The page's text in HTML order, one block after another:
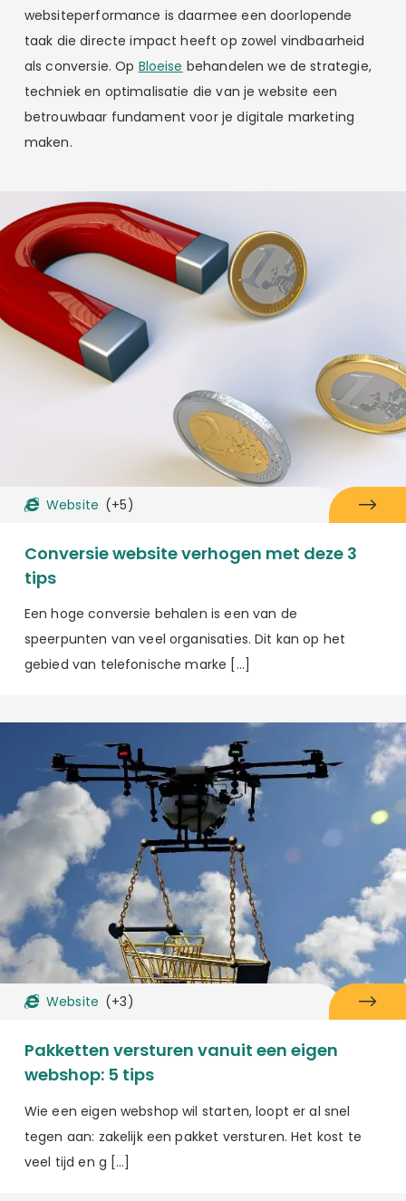
websiteperformance is daarmee een doorlopende
taak die directe impact heeft op zowel vindbaarheid
als conversie. Op Bloeise behandelen we de strategie,
techniek en optimalisatie die van je website een
betrouwbaar fundament voor je digitale marketing
maken.
Website (+5)
Conversie website verhogen met deze 3
tips
Een hoge conversie behalen is een van de
speerpunten van veel organisaties. Dit kan op het
gebied van telefonische marke […]
Website (+3)
Pakketten versturen vanuit een eigen
webshop: 5 tips
Wie een eigen webshop wil starten, loopt er al snel
tegen aan: zakelijk een pakket versturen. Het kost te
veel tijd en g […]